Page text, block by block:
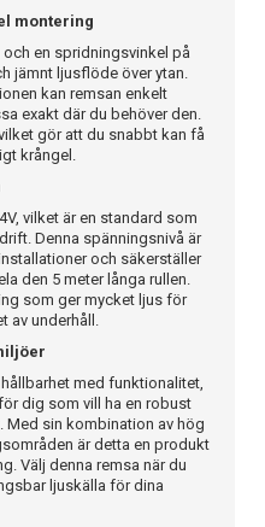
montering
en spridningsvinkel på
jämnt ljusflöde över ytan.
kan remsan enkelt
exakt där du behöver den.
gör att du snabbt kan få
krångel.
vilket är en standard som
Denna spänningsnivå är
och säkerställer
den 5 meter långa rullen.
som ger mycket ljus för
underhåll.
med funktionalitet,
dig som vill ha en robust
Med sin kombination av hög
är detta en produkt
Välj denna remsa när du
ljuskälla för dina